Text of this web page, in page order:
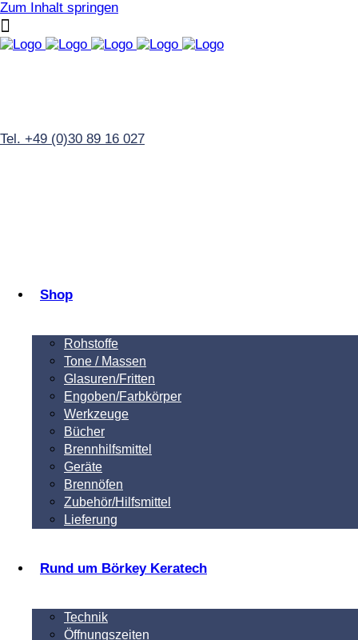
Zum Inhalt springen
Tel. +49 (0)30 89 16 027
Shop
Rohstoffe
Tone / Massen
Glasuren/Fritten
Engoben/Farbkörper
Werkzeuge
Bücher
Brennhilfsmittel
Geräte
Brennöfen
Zubehör/Hilfsmittel
Lieferung
Rund um Börkey Keratech
Technik
Öffnungszeiten